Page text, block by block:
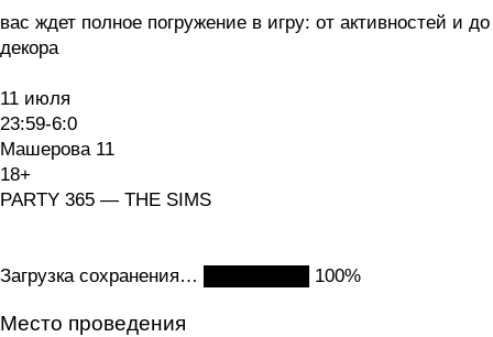
вас ждет полное погружение в игру: от активностей и до
декора
11 июля
23:59-6:0
Машерова 11
18+
PARTY 365 — THE SIMS
Загрузка сохранения… ████████ 100%
Место проведения